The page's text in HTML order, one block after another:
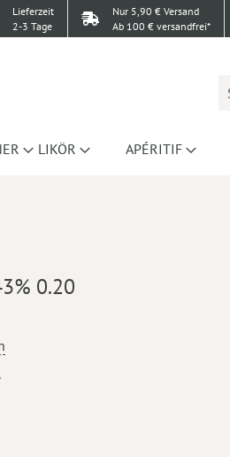
Lieferzeit
2-3 Tage
Nur 5,90 € Versand
Ab 100 € versandfrei*
LIKÖR APÉRITIF
0.20